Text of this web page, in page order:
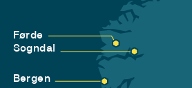
Førde
Sogndal
Bergen